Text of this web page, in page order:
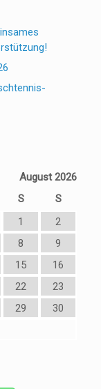
August 2026
S
S
1
2
8
9
15
16
22
23
29
30